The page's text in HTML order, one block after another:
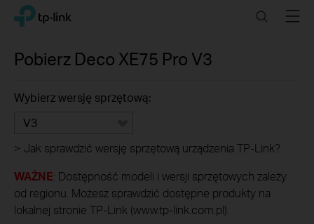
Click
navigation
TP-Link, Reliably Smart SearchMenu
Pobierz Deco XE75 Pro V3
Wybierz wersję sprzętową:
V3
> Jak sprawdzić wersję sprzętową urządzenia TP-Link?
WAŻNE: Dostępność modeli i wersji sprzętowych zależy
od regionu. Możesz sprawdzić dostępne produkty na
lokalnej stronie TP-Link (www.tp-link.com.pl).